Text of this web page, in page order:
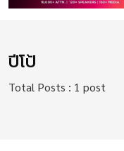
ปีโป้
Total Posts : 1 post